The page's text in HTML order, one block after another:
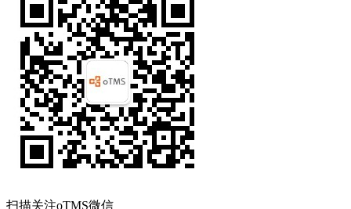
扫描关注oTMS微信